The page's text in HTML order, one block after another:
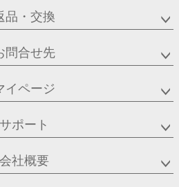
品・交換
問合せ先
イページ
サポート
会社概要